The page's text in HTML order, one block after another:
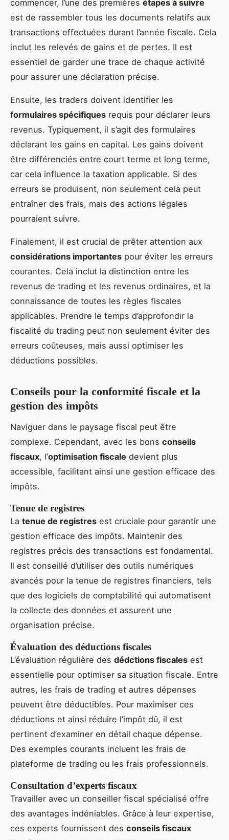
commencer, l’une des premières étapes à suivre
est de rassembler tous les documents relatifs aux
transactions effectuées durant l’année fiscale. Cela
inclut les relevés de gains et de pertes. Il est
essentiel de garder une trace de chaque activité
pour assurer une déclaration précise.
Ensuite, les traders doivent identifier les
formulaires spécifiques requis pour déclarer leurs
revenus. Typiquement, il s’agit des formulaires
déclarant les gains en capital. Les gains doivent
être différenciés entre court terme et long terme,
car cela influence la taxation applicable. Si des
erreurs se produisent, non seulement cela peut
entraîner des frais, mais des actions légales
pourraient suivre.
Finalement, il est crucial de prêter attention aux
considérations importantes pour éviter les erreurs
courantes. Cela inclut la distinction entre les
revenus de trading et les revenus ordinaires, et la
connaissance de toutes les règles fiscales
applicables. Prendre le temps d’approfondir la
fiscalité du trading peut non seulement éviter des
erreurs coûteuses, mais aussi optimiser les
déductions possibles.
Conseils pour la conformité fiscale et la
gestion des impôts
Naviguer dans le paysage fiscal peut être
complexe. Cependant, avec les bons conseils
fiscaux, l’optimisation fiscale devient plus
accessible, facilitant ainsi une gestion efficace des
impôts.
Tenue de registres
La tenue de registres est cruciale pour garantir une
gestion efficace des impôts. Maintenir des
registres précis des transactions est fondamental.
Il est conseillé d’utiliser des outils numériques
avancés pour la tenue de registres financiers, tels
que des logiciels de comptabilité qui automatisent
la collecte des données et assurent une
organisation précise.
Évaluation des déductions fiscales
L’évaluation régulière des dédctions fiscales est
essentielle pour optimiser sa situation fiscale. Entre
autres, les frais de trading et autres dépenses
peuvent être déductibles. Pour maximiser ces
déductions et ainsi réduire l’impôt dû, il est
pertinent d’examiner en détail chaque dépense.
Des exemples courants incluent les frais de
plateforme de trading ou les frais professionnels.
Consultation d’experts fiscaux
Travailler avec un conseiller fiscal spécialisé offre
des avantages indéniables. Grâce à leur expertise,
ces experts fournissent des conseils fiscaux